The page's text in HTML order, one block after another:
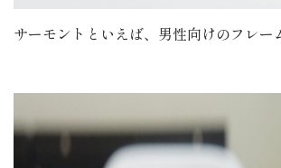
サーモントといえば、男性向けのフレ